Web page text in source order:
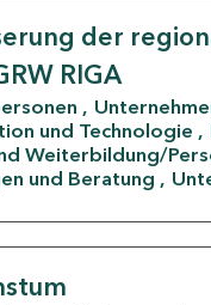
der
RIGA
und Technologie
Weiterbildung/
und Beratung